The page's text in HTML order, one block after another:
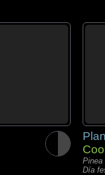
Pinea
Día